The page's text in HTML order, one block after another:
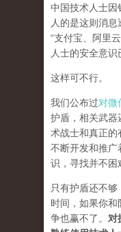
中国技术人士因
人的是这则消
“支付宝、阿里
人士的安全意识
这样可不行。
我们公布过对微
护盾，相关武器
术战士和真正的
不断开发和推广
识，寻找并不困
只有护盾还不
时间，如果你
争也赢不了。 对